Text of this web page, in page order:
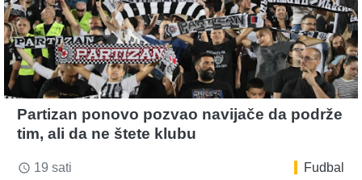
Partizan ponovo pozvao navijače da podrže
tim, ali da ne štete klubu
access_time 19 sati Fudbal